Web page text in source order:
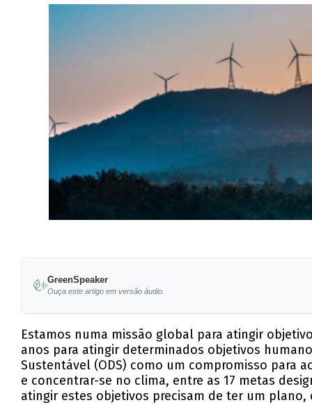
GreenSpeaker
Ouça este artigo em versão áudio.
Estamos numa missão global para atingir
anos para atingir determinados objetivos
Sustentável (ODS) como um compromisso para
e concentrar-se no clima, entre as 17 metas
atingir estes objetivos precisam de ter um plano,